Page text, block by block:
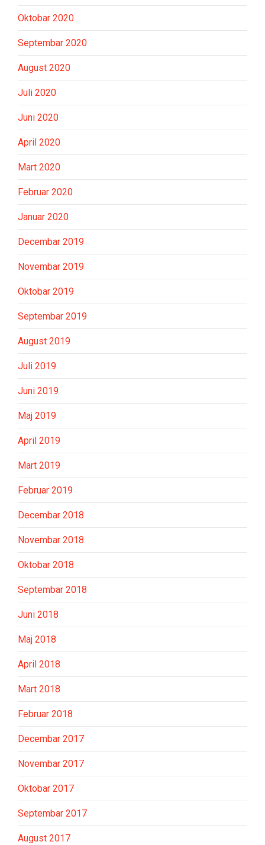
Oktobar 2020
Septembar 2020
August 2020
Juli 2020
Juni 2020
April 2020
Mart 2020
Februar 2020
Januar 2020
Decembar 2019
Novembar 2019
Oktobar 2019
Septembar 2019
August 2019
Juli 2019
Juni 2019
Maj 2019
April 2019
Mart 2019
Februar 2019
Decembar 2018
Novembar 2018
Oktobar 2018
Septembar 2018
Juni 2018
Maj 2018
April 2018
Mart 2018
Februar 2018
Decembar 2017
Novembar 2017
Oktobar 2017
Septembar 2017
August 2017